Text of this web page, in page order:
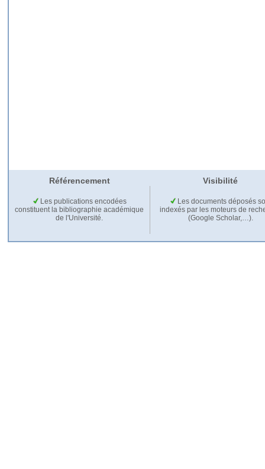
Référencement Visibilité
Les publications encodées
constituent la bibliographie académique
de l'Université.
Les documents déposés
indexés par les moteurs de
(Google Scholar,…).